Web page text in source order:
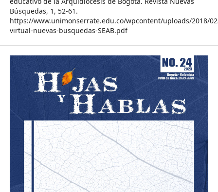
Búsquedas, 1, 52-61.
https://www.unimonserrate.edu.co/wpcontent/uploads/2018/
virtual-nuevas-busquedas-SEAB.pdf